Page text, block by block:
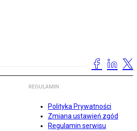
REGULAMIN
Polityka Prywatności
Zmiana ustawień zgód
Regulamin serwisu